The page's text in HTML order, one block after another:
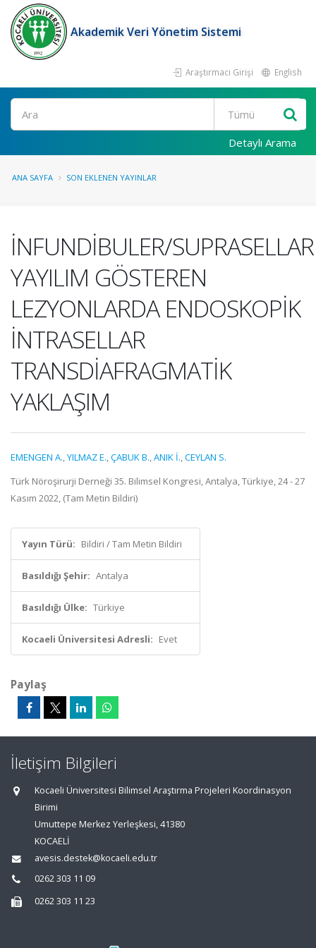
Akademik Veri Yönetim Sistemi
Araştırmacı Girişi English
Ara
Detaylı Arama
ANA SAYFA SON EKLENEN YAYINLAR
İNFUNDİBULER/SUPRASELLAR
YAYILIM GÖSTEREN
LEZYONLARDA ENDOSKOPİK
İNTRASELLAR
TRANSDİAFRAGMATİK
YAKLAŞIM
EMENGEN A.,YILMAZ E.,ÇABUK B.,ANIK İ.,CEYLAN S.
Türk Nöroşirurji Derneği 35. Bilimsel Kongresi, Antalya, Türkiye, 24 - 27
Kasım 2022, (Tam Metin Bildiri)
Yayın Türü: Bildiri / Tam Metin Bildiri
Basıldığı Şehir: Antalya
Basıldığı Ülke: Türkiye
Kocaeli Üniversitesi Adresli: Evet
Paylaş
İletişim Bilgileri
Kocaeli Üniversitesi Bilimsel Araştırma Projeleri Koordinasyon
Birimi
Umuttepe Merkez Yerleşkesi, 41380
KOCAELİ
avesis.destek@kocaeli.edu.tr
0262 303 11 09
0262 303 11 23